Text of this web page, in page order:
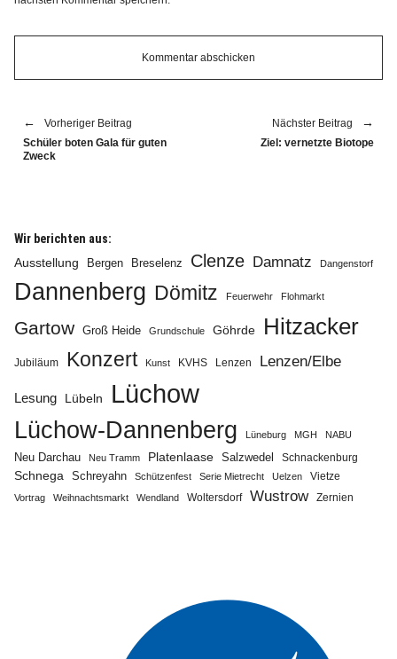
Vorheriger Beitrag
Schüler boten Gala für guten
Zweck
Nächster Beitrag
Ziel: vernetzte Biotope
Wir berichten aus:
Ausstellung
Bergen Breselenz Clenze Damnatz Dangenstorf
Dannenberg Dömitz Feuerwehr Flohmarkt
Gartow Groß Heide Grundschule Göhrde Hitzacker
Jubiläum Konzert Kunst KVHS Lenzen Lenzen/Elbe
Lesung Lübeln Lüchow
Lüchow-Dannenberg Lüneburg MGH NABU
Neu Darchau Neu Tramm Platenlaase Salzwedel Schnackenburg
Schnega Schreyahn Schützenfest Serie Mietrecht Uelzen Vietze
Vortrag Weihnachtsmarkt Wendland Woltersdorf Wustrow Zernien